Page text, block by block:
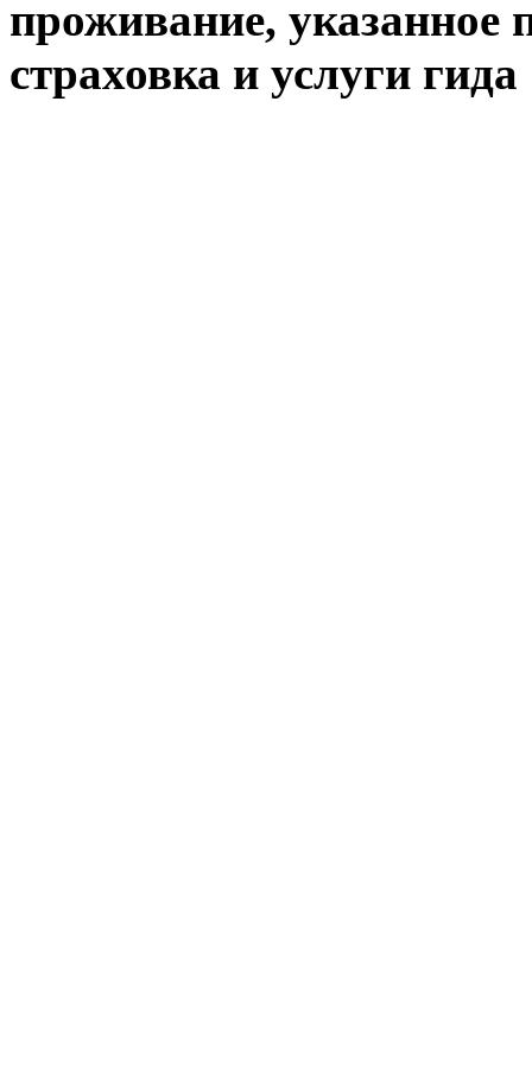
проживание, указанное
страховка и услуги гида